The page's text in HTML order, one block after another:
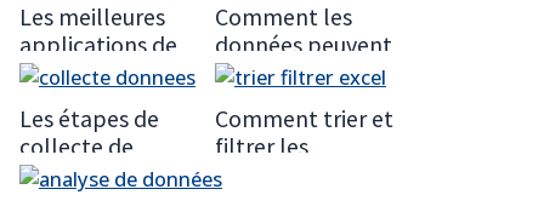
Les meilleures
applications de
l'IIoT dans
l'industrie
Comment les
données peuvent
aider les
Les étapes de
collecte de
données
Comment trier et
filtrer les
données avec